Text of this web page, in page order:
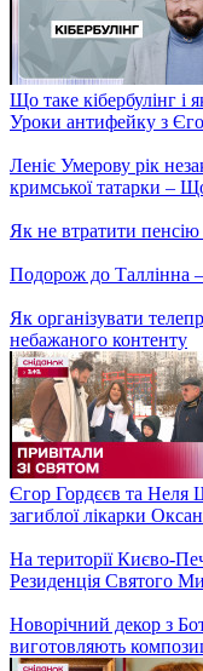
Барселона проти
матчу? – Цікаво про
закриття 6 станцій
Як правильно і
тренера з фігурного
Має хустки з усіх
зібрав у себе вдома
Кат українського
пам'ятник Щорсу